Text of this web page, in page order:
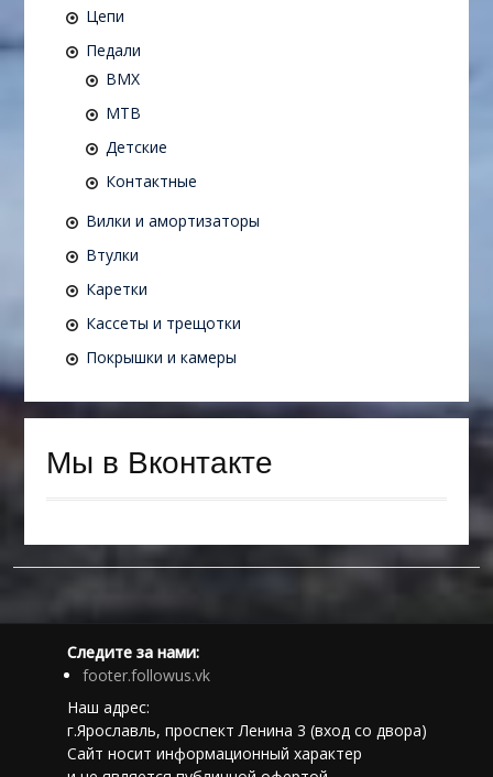
Цепи
Педали
BMX
MTB
Детские
Контактные
Вилки и амортизаторы
Втулки
Каретки
Кассеты и трещотки
Покрышки и камеры
Мы в Вконтакте
Следите за нами:
footer.followus.vk
Наш адрес:
г.Ярославль, проспект Ленина 3 (вход со двора)
Сайт носит информационный характер